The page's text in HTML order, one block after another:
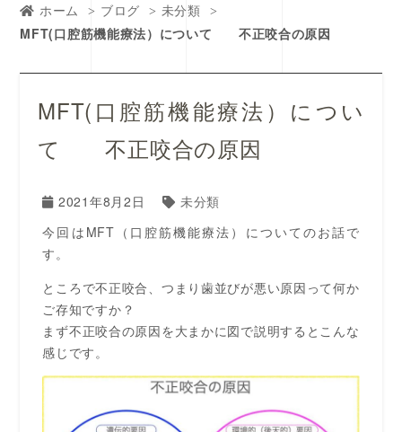
ホーム ブログ
未分類
MFT(口腔筋機能療法）について 不正咬合の原因
MFT(口腔筋機能療法）につい
て 不正咬合の原因
2021年8月2日
未分類
今回はMFT（口腔筋機能療法）についてのお話で
す。
ところで不正咬合、つまり歯並びが悪い原因って何か
ご存知ですか？
まず不正咬合の原因を大まかに図で説明するとこんな
感じです。